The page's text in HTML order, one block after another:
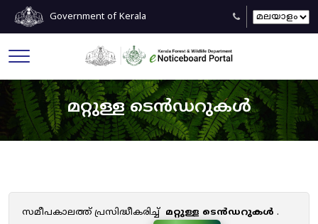
Government of Kerala
മറ്റുള്ള ടെൻഡറുകൾ
സമീപകാലത്ത് പ്രസിദ്ധീകരിച്ച് മറ്റുള്ള ടെൻഡറുകൾ .